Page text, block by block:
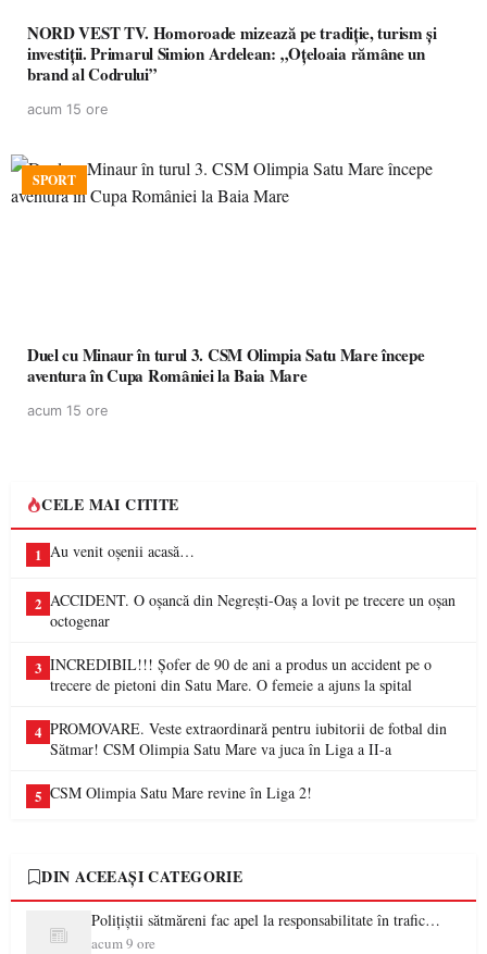
NORD VEST TV. Homoroade mizează pe tradiție, turism și
investiții. Primarul Simion Ardelean: „Oțeloaia rămâne un
brand al Codrului”
acum 15 ore
SPORT
Duel cu Minaur în turul 3. CSM Olimpia Satu Mare începe
aventura în Cupa României la Baia Mare
acum 15 ore
CELE MAI CITITE
1 Au venit oșenii acasă…
2 ACCIDENT. O oșancă din Negrești-Oaș a lovit pe trecere un oșan
octogenar
3 INCREDIBIL!!! Șofer de 90 de ani a produs un accident pe o
trecere de pietoni din Satu Mare. O femeie a ajuns la spital
4 PROMOVARE. Veste extraordinară pentru iubitorii de fotbal din
Sătmar! CSM Olimpia Satu Mare va juca în Liga a II-a
5 CSM Olimpia Satu Mare revine în Liga 2!
DIN ACEEAȘI CATEGORIE
Polițiștii sătmăreni fac apel la responsabilitate în trafic…
acum 9 ore